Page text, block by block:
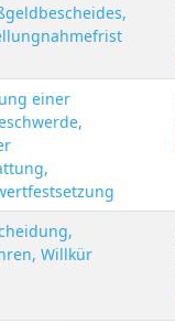
einer
Willkür